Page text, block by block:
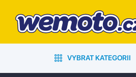
VYBRAT KATEGORII